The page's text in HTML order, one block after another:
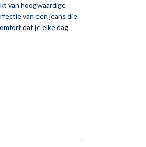
van hoogwaardige
van een jeans die
dat je elke dag